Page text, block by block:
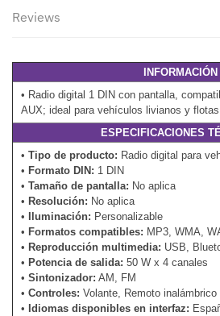
Reviews
INFORMACIÓN
• Radio digital 1 DIN con pantalla,
AUX; ideal para vehículos livianos y flotas.
ESPECIFICACIONES
• Tipo de producto: Radio digital para
• Formato DIN: 1 DIN
• Tamaño de pantalla: No aplica
• Resolución: No aplica
•
Iluminación: Personalizable
• Formatos compatibles: MP3, WMA,
• Reproducción multimedia: USB,
• Potencia de salida: 50 W x 4 canales
• Sintonizador: AM, FM
• Controles: Volante, Remoto inalámbrico
• Idiomas disponibles en interfaz: